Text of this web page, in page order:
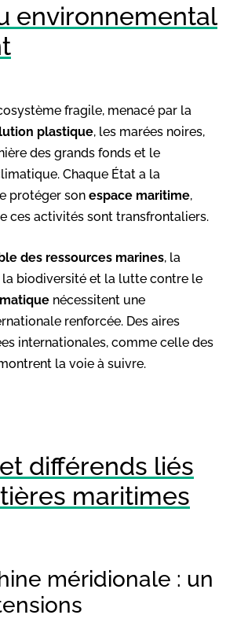
environnemental
fragile, menacé par la
plastique, les marées noires,
des grands fonds et le
Chaque État a la
protéger son espace maritime,
ces activités sont transfrontaliers.
des ressources marines, la
biodiversité et la lutte contre le
nécessitent une
renforcée. Des aires
internationales, comme celle des
la voie à suivre.
différends liés
maritimes
méridionale : un